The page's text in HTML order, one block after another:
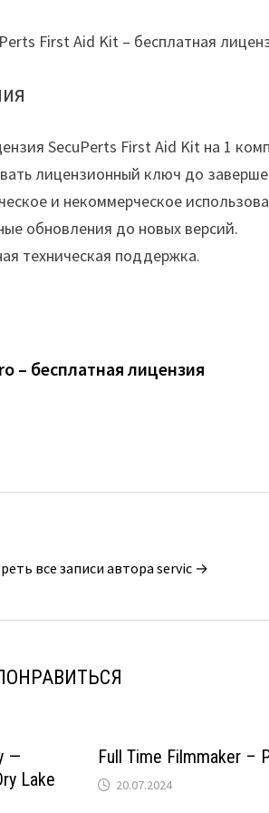
SecuPerts First Aid Kit на 1
лицензионный ключ до
и некоммерческое
обновления до новых версий.
техническая поддержка.
– бесплатная лицензия
все записи автора servic →
—
Lake
Full Time Filmmaker –
20.07.2024